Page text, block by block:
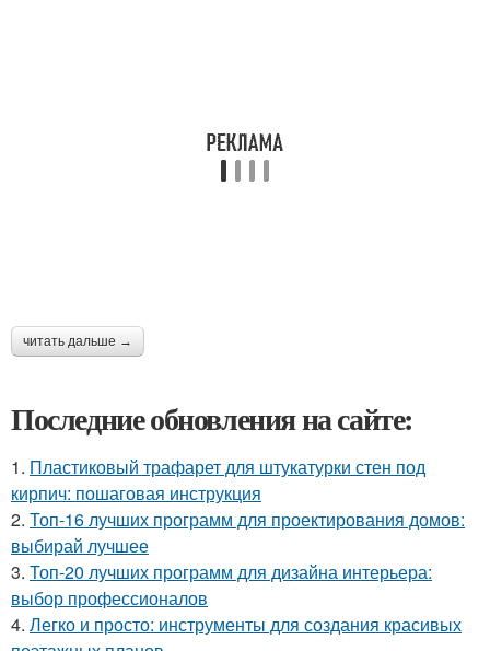
читать дальше →
Последние обновления на сайте:
1. Пластиковый трафарет для штукатурки стен под
кирпич: пошаговая инструкция
2. Топ-16 лучших программ для проектирования домов:
выбирай лучшее
3. Топ-20 лучших программ для дизайна интерьера:
выбор профессионалов
4. Легко и просто: инструменты для создания красивых